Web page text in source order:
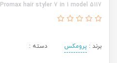
Promax hair styler 7 in 1 model 5117
برند : پرومکس دسته :